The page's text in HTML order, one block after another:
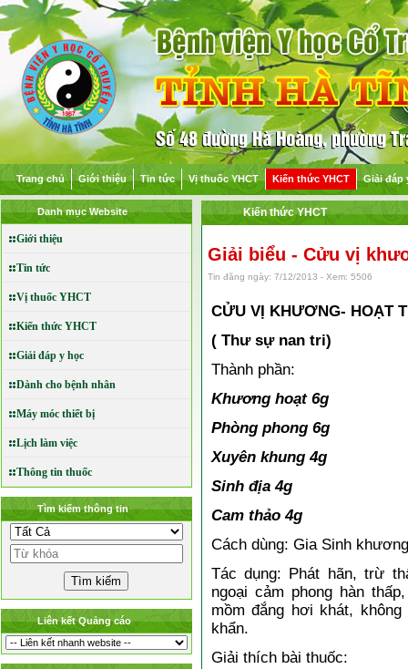
Trang chủ Giới thiệu Tin tức Vị thuốc YHCT Kiến thức YHCT Giải đáp
Danh mục Website
Giới thiệu
Tin tức
Vị thuốc YHCT
Kiến thức YHCT
Giải đáp y học
Dành cho bệnh nhân
Máy móc thiết bị
Lịch làm việc
Thông tin thuốc
Tìm kiếm thông tin
Liên kết Quảng cáo
Kiến thức YHCT
Giải biểu - Cửu vị
Tin đăng ngày: 7/12/2013 - Xem: 5506
CỬU VỊ KHƯƠNG- HOẠT
( Thư sự nan tri)
Thành phần:
Khương hoạt
Phòng
Xuyên khung
Sinh địa 4g
Camthảo 4g
Cách dùng: Gia Sinh
Tác dụng: Phát hãn, trừ
ngoại cảm phong hàn
mồm đắng hơi khát,
khẩn.
Giải thích bài thuốc: